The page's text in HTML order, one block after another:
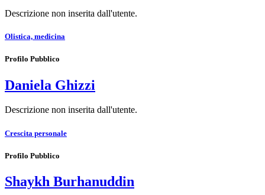
Descrizione non inserita dall'utente.
Olistica, medicina
Profilo Pubblico
Daniela Ghizzi
Descrizione non inserita dall'utente.
Crescita personale
Profilo Pubblico
Shaykh Burhanuddin